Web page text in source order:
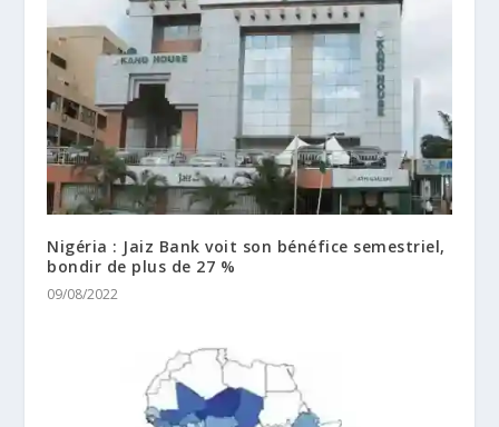
Nigéria : Jaiz Bank voit son bénéfice semestriel,
bondir de plus de 27 %
09/08/2022